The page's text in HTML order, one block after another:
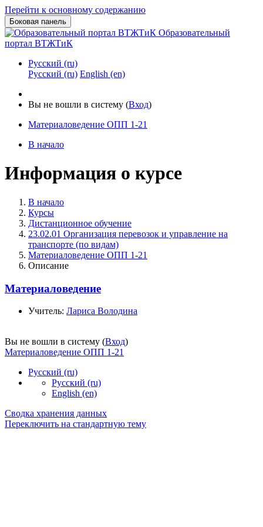
Перейти к основному содержанию
Боковая панель
Образовательный
портал ВТЖТиК
Русский ‎(ru)‎
Русский ‎(ru)‎ English ‎(en)‎
Вы не вошли в систему (Вход)
Материаловедение ОПП 1-21
В начало
Информация о курсе
В начало
Курсы
Дистанционное обучение
23.02.01 Организация перевозок и управление на
транспорте (по видам)
Материаловедение ОПП 1-21
Описание
Материаловедение
Учитель: Лариса Володина
Вы не вошли в систему (Вход)
Материаловедение ОПП 1-21
Русский ‎(ru)‎
Русский ‎(ru)‎
English ‎(en)‎
Сводка хранения данных
Переключить на стандартную тему